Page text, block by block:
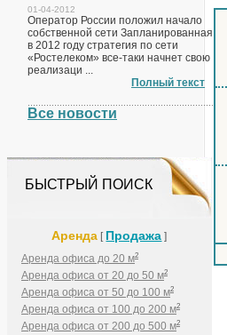
01-04-2012
Оператор России положил начало
собственной сети Запланированная
в 2012 году стратегия по сети
«Ростелеком» все-таки начнет свою
реализаци ...
Полный текст
Все новости
БЫСТРЫЙ ПОИСК
Аренда [ Продажа ]
Аренда офиса до 20 м2
Аренда офиса от 20 до 50 м2
Аренда офиса от 50 до 100 м2
Аренда офиса от 100 до 200 м2
Аренда офиса от 200 до 500 м2